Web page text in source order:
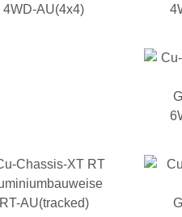
4WD-AU(4x4)
RT-AU(tracked)